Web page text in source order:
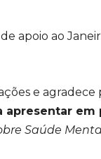
apoio ao
e
apresentar
Saúde